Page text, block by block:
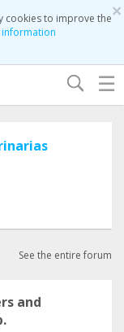
×
cookies to improve the
information
☰
See the entire forum
and